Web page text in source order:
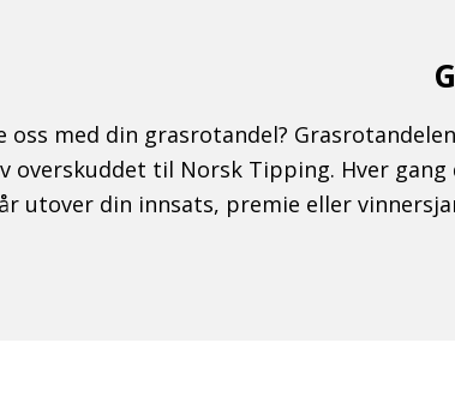
oss med din grasrotandel?
overskuddet til Norsk Tipping. Hver
utover din innsats, premie eller